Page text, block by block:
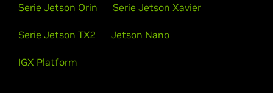
Serie Jetson Orin Serie Jetson Xavier
Serie Jetson TX2 Jetson Nano
IGX Platform